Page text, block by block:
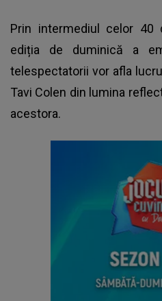
Prin intermediul celor 40
ediția de duminică a
telespectatorii vor afla
Tavi Colen din lumina
acestora.